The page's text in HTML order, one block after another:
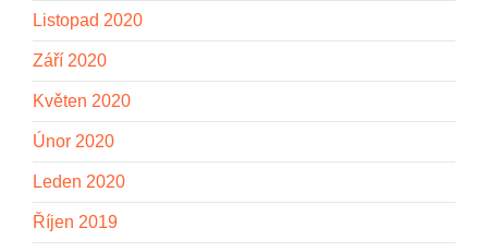
Listopad 2020
Září 2020
Květen 2020
Únor 2020
Leden 2020
Říjen 2019